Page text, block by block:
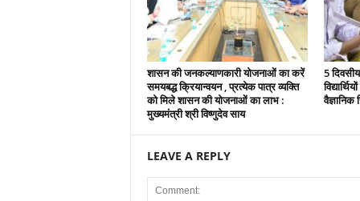
शासन की जनकल्याणकारी योजनाओं का करें
समयबद्ध क्रियान्वयन , प्रत्येक पात्र व्यक्ति
को मिले शासन की योजनाओं का लाभ :
मुख्यमंत्री श्री विष्णुदेव साय
5
वैज्ञानिक
LEAVE A REPLY